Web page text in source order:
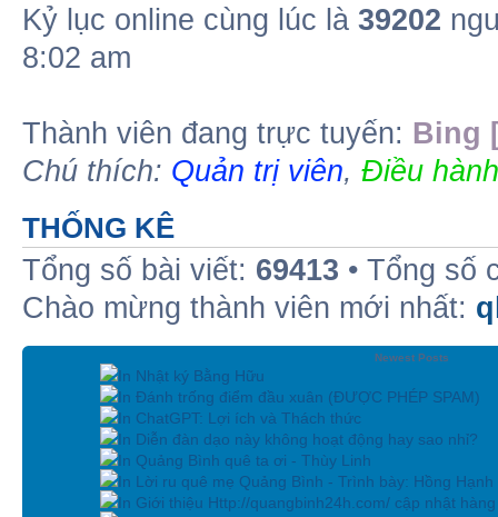
Kỷ lục online cùng lúc là 39202
8:02 am
Thành viên đang trực tuyến: Bing
Chú thích: Quản trị viên, Điều
THỐNG KÊ
Tổng số bài viết: 69413 • Tổng số
Chào mừng thành viên mới nhất:
Newest Posts
In Nhật ký Bằng Hữu
In Đánh trống điểm đầu xuân (ĐƯỢC PHÉP SPAM)
In ChatGPT: Lợi ích và Thách thức
In Diễn đàn dạo này không hoạt động hay sao nhỉ?
In Quảng Bình quê ta ơi - Thùy Linh
In Lời ru quê mẹ Quảng Bình - Trình bày: Hồng Hạnh
In Giới thiệu Http://quangbinh24h.com/ cập nhật